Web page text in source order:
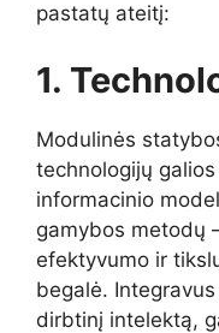
pastatų ateitį:
1.
Modulinės
technologijų
informacinio
gamybos metodų
efektyvumo ir
begalė.
dirbtinį intelektą,